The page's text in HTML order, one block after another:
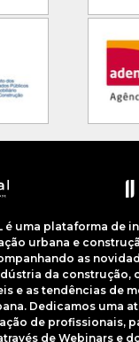
é uma plataforma de
urbana e
as
da construção,
e as tendências de
Dedicamos uma
de profissionais,
de Webinars e